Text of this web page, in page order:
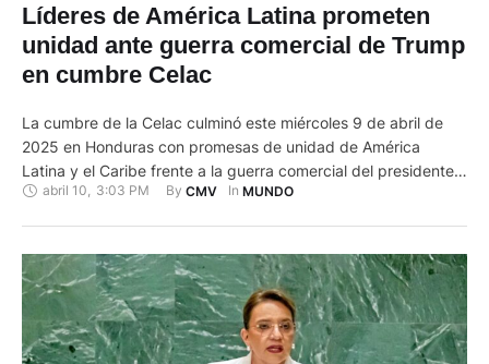
Líderes de América Latina prometen
unidad ante guerra comercial de Trump
en cumbre Celac
La cumbre de la Celac culminó este miércoles 9 de abril de
2025 en Honduras con promesas de unidad de América
Latina y el Caribe frente a la guerra comercial del presidente
estadounidense Donald Trump. Once gobernantes de
abril 10, 3:03 PM By CMV In MUNDO